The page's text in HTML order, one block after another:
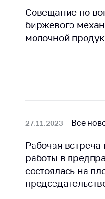
работа
символы
5 лет
Совещание по
биржевого
молочной
27.11.2023 Все
Рабочая
работы в
состоялась на